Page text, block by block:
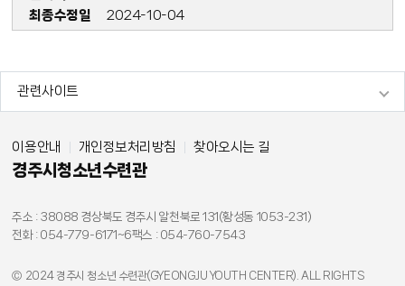
최종수정일
2024-10-04
경주시청소년수련관
주소 : 38088 경상북도 경주시 알천북로 131(황성동 1053-231)
전화 : 054-779-6171~6팩스 : 054-760-7543
Ⓒ 2024 경주시 청소년 수련관(GYEONGJU YOUTH CENTER). ALL RIGHTS
이용안내 개인정보처리방침 찾아오시는 길
관련사이트